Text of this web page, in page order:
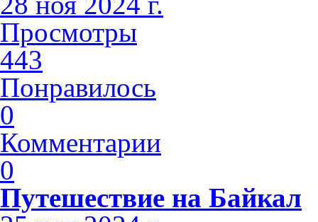
Просмотры
443
Понравилось
0
Комментарии
0
Путешествие на Байкал